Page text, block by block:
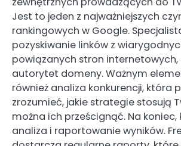
Jest to jeden z najważniejszych
rankingowych w Google.
pozyskiwanie linków z
powiązanych stron internetowych,
autorytet domeny. Ważnym
również analiza konkurencji, która
zrozumieć, jakie strategie stosują
można ich prześcignąć. Na koniec,
analiza i raportowanie wyników.